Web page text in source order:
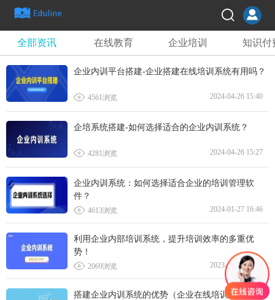
全部资讯 在线教育 企业培训 知识付
企业内训平台搭建-企业搭建在线培训系统有用吗？
 4561浏览 2024-04-26 15:40
企培系统搭建-如何选择适合的企业内训系统？
 4281浏览 2024-04-26 15:27
企业内训系统：如何选择适合企业的培训管理软
件？
 4613浏览 2024-01-27 16:46
利用企业内部培训系统，提升培训效率的多重优
势！
 2069浏览 2023-11-09 15:28
搭建企业内训系统的优势（企业在线培训系统定